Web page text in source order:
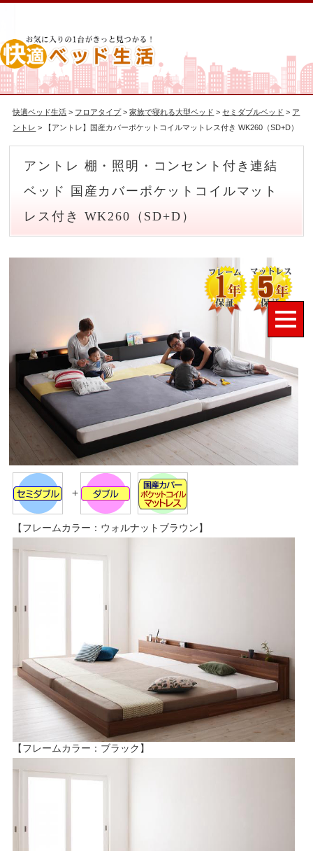
快適ベッド生活 > フロアタイプ >家族で寝れる大型ベッド >セミダブルベッド > ア
ントレ > 【アントレ】国産カバーポケットコイルマットレス付き WK260（SD+D）
アントレ 棚・照明・コンセント付き連結
ベッド 国産カバーポケットコイルマット
レス付き WK260（SD+D）
＋
【フレームカラー：ウォルナットブラウン】
【フレームカラー：ブラック】